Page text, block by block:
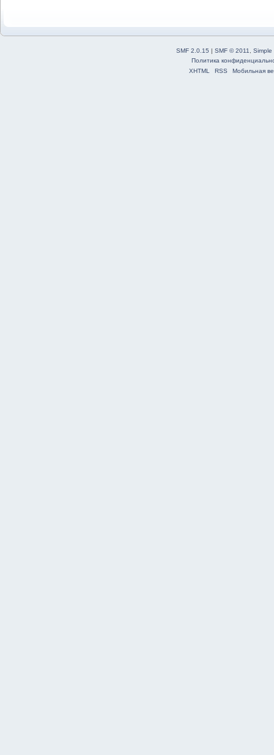
SMF 2.0.15 | SMF © 2011, Simple
Политика
XHTML
RSS Мобильная